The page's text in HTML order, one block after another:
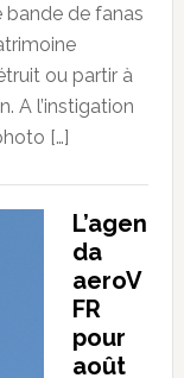
bande de fanas
ou partir à
A l’instigation
[…]
L’agen
da
aeroV
FR
pour
août